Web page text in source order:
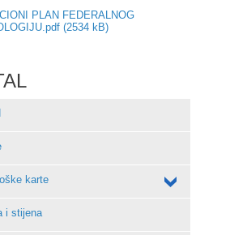
PLAN FEDERALNOG
(2534 kB)
karte
i stijena